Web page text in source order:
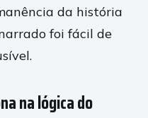
da história
foi fácil de
na lógica do